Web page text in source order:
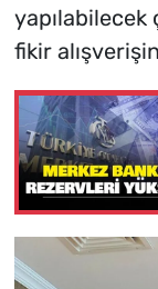
yapılabilecek
fikir